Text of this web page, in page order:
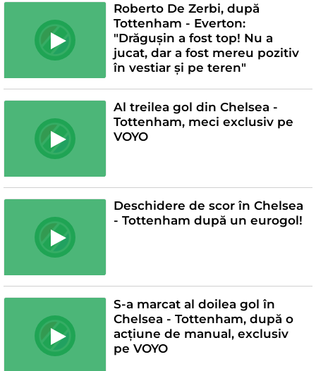
Roberto De Zerbi, după
Tottenham - Everton:
"Drăgușin a fost top! Nu a
jucat, dar a fost mereu pozitiv
în vestiar și pe teren"
Al treilea gol din Chelsea -
Tottenham, meci exclusiv pe
VOYO
Deschidere de scor în Chelsea
- Tottenham după un eurogol!
S-a marcat al doilea gol în
Chelsea - Tottenham, după o
acțiune de manual, exclusiv
pe VOYO